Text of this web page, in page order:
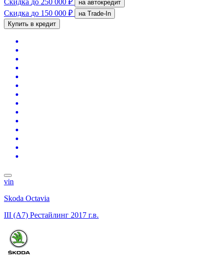
на автокредит
Скидка до 150 000 ₽
на Trade-In
Купить в кредит
vin
Skoda Octavia
III (A7) Рестайлинг 2017 г.в.